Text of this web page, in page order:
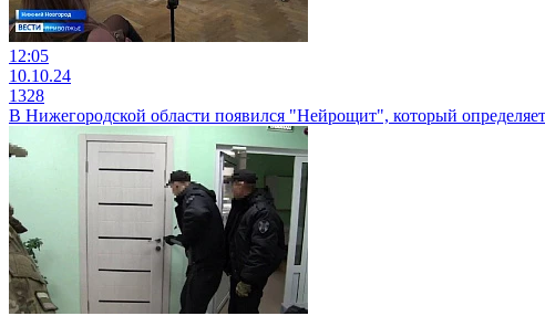
12:05
10.10.24
1328
В Нижегородской области появился "Нейрощит", который